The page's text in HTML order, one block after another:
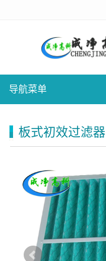
导航菜单
板式初效过滤器